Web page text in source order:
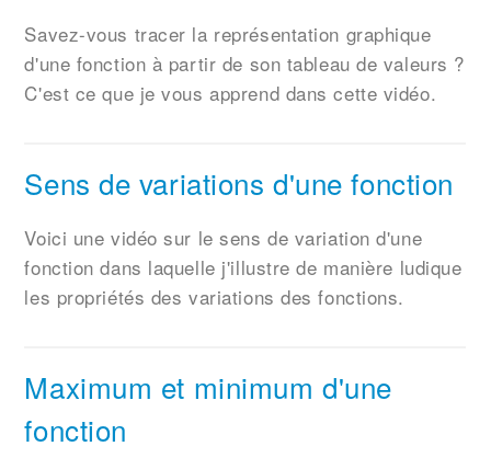
Savez-vous tracer la représentation graphique
d'une fonction à partir de son tableau de valeurs ?
C'est ce que je vous apprend dans cette vidéo.
Sens de variations d'une fonction
Voici une vidéo sur le sens de variation d'une
fonction dans laquelle j'illustre de manière ludique
les propriétés des variations des fonctions.
Maximum et minimum d'une
fonction